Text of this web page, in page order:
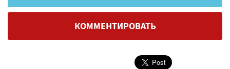
КОММЕНТИРОВАТЬ